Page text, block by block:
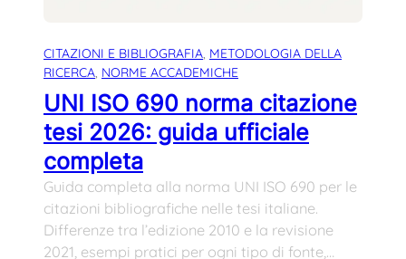
CITAZIONI E BIBLIOGRAFIA, METODOLOGIA DELLA
RICERCA, NORME ACCADEMICHE
UNI ISO 690 norma citazione
tesi 2026: guida ufficiale
completa
Guida completa alla norma UNI ISO 690 per le
citazioni bibliografiche nelle tesi italiane.
Differenze tra l’edizione 2010 e la revisione
2021, esempi pratici per ogni tipo di fonte,…